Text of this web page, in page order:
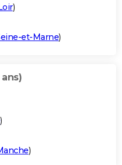
)
et-Marne)
)
)